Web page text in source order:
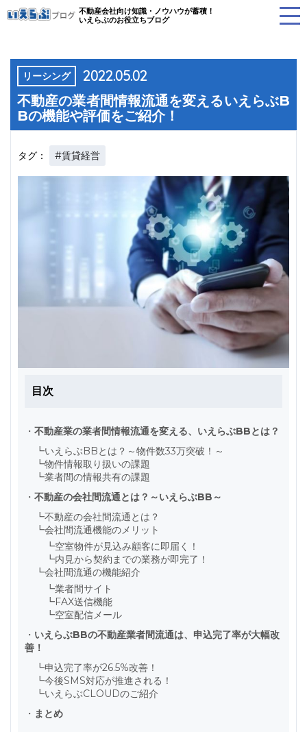
不動産会社向け知識・ノウハウが蓄積！
いえらぶのお役立ちブログ
リーシング 2022.05.02
不動産の業者間情報流通を変えるいえらぶB
Bの機能や評価をご紹介！
タグ： #賃貸経営
目次
・ 不動産業の業者間情報流通を変える、いえらぶBBとは？
┗いえらぶBBとは？～物件数33万突破！～
┗物件情報取り扱いの課題
┗業者間の情報共有の課題
・ 不動産の会社間流通とは？～いえらぶBB～
┗不動産の会社間流通とは？
┗会社間流通機能のメリット
┗空室物件が見込み顧客に即届く！
┗内見から契約までの業務が即完了！
┗会社間流通の機能紹介
┗業者間サイト
┗FAX送信機能
┗空室配信メール
・ いえらぶBBの不動産業者間流通は、申込完了率が大幅改
善！
┗申込完了率が26.5%改善！
┗今後SMS対応が推進される！
┗いえらぶCLOUDのご紹介
・ まとめ